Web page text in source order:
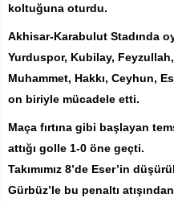
koltuğuna oturdu.
Akhisar-Karabulut Stadında
Yurduspor, Kubilay,
Muhammet, Hakkı, Ceyhun,
on biriyle mücadele etti.
Maça fırtına gibi başlayan
attığı golle 1-0 öne geçti.
Takımımız 8’de Eser’in
Gürbüz’le bu penaltı